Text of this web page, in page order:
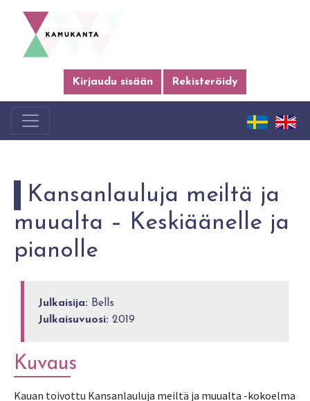
Kirjaudu sisään Rekisteröidy
Kansanlauluja meiltä ja
muualta – Keskiäänelle ja
pianolle
Julkaisija: Bells
Julkaisuvuosi: 2019
Kuvaus
Kauan toivottu Kansanlauluja meiltä ja muualta -kokoelma